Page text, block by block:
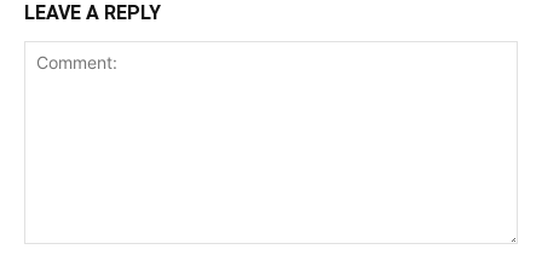
LEAVE A REPLY